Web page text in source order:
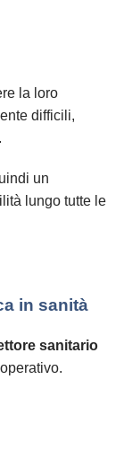
la loro
difficili,
un
lungo tutte le
in sanità
sanitario